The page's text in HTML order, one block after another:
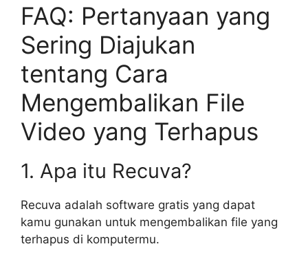
FAQ: Pertanyaan yang
Sering Diajukan
tentang Cara
Mengembalikan File
Video yang Terhapus
1. Apa itu Recuva?
Recuva adalah software gratis yang dapat
kamu gunakan untuk mengembalikan file yang
terhapus di komputermu.